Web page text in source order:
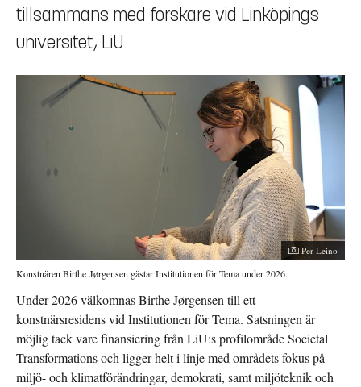
tillsammans med forskare vid Linköpings
universitet, LiU.
Fotograf:
Per Leino
Konstnären Birthe Jørgensen gästar Institutionen för Tema under 2026.
Under 2026 välkomnas Birthe Jørgensen till ett
konstnärsresidens vid Institutionen för Tema. Satsningen är
möjlig tack vare finansiering från LiU:s profilområde Societal
Transformations och ligger helt i linje med områdets fokus på
miljö- och klimatförändringar, demokrati, samt miljöteknik och